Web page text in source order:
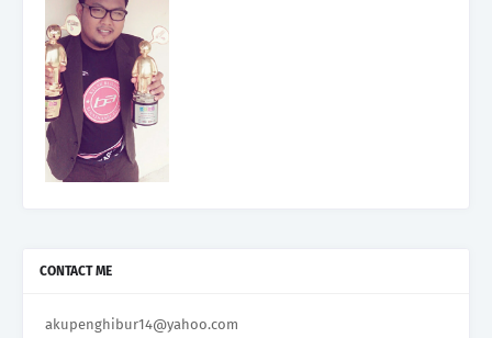
CONTACT ME
akupenghibur14@yahoo.com